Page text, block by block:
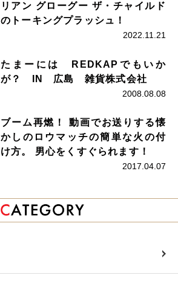
リアン グローグー ザ・チャイルド
のトーキングプラッシュ！
2022.11.21
たまーには REDKAPでもいか
が？ IN 広島 雑貨株式会社
2008.08.08
ブーム再燃！ 動画でお送りする懐
かしのロウマッチの簡単な火の付
け方。 男心をくすぐられます！
2017.04.07